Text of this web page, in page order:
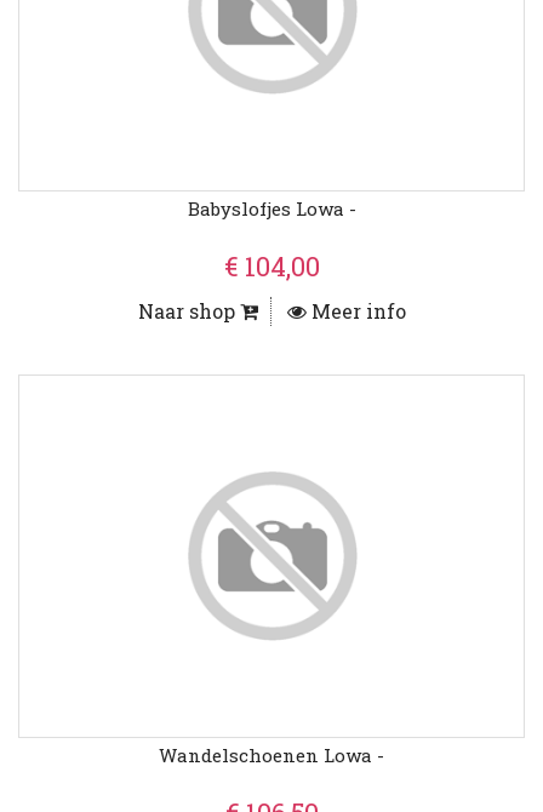
Babyslofjes Lowa -
€ 104,00
Naar shop Meer info
Wandelschoenen Lowa -